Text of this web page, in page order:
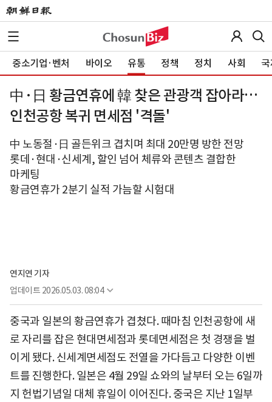
중소기업·벤처 바이오 유통 정책 정치 사회
中·日 황금연휴에 韓 찾은 관광객 잡아라…
인천공항 복귀 면세점 '격돌'
中 노동절·日 골든위크 겹치며 최대 20만명 방한 전망
롯데·현대·신세계, 할인 넘어 체류와 콘텐츠 결합한
마케팅
황금연휴가 2분기 실적 가늠할 시험대
연지연 기자
업데이트 2026.05.03. 08:04
중국과 일본의 황금연휴가 겹쳤다. 때마침 인천공항에 새
로 자리를 잡은 현대면세점과 롯데면세점은 첫 경쟁을 벌
이게 됐다. 신세계면세점도 전열을 가다듬고 다양한 이벤
트를 진행한다. 일본은 4월 29일 쇼와의 날부터 오는 6일까
지 헌법기념일 대체 휴일이 이어진다. 중국은 지난 1일부